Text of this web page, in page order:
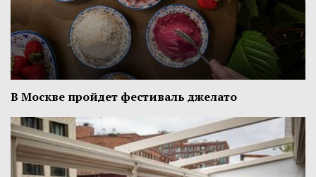
В Москве пройдет фестиваль джелато